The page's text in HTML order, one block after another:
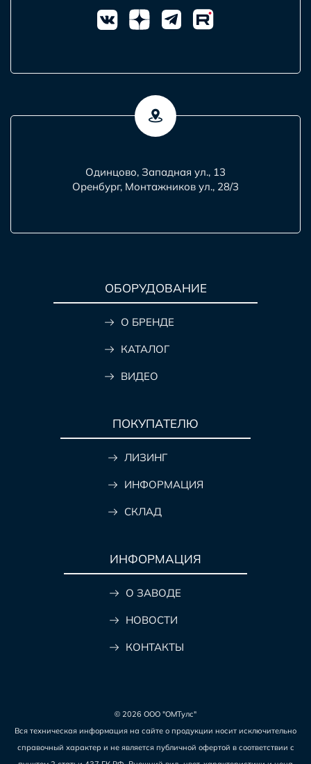
Одинцово, Западная ул., 13
Оренбург, Монтажников ул., 28/3
ОБОРУДОВАНИЕ
О БРЕНДЕ
КАТАЛОГ
ВИДЕО
ПОКУПАТЕЛЮ
ЛИЗИНГ
ИНФОРМАЦИЯ
СКЛАД
ИНФОРМАЦИЯ
О ЗАВОДЕ
НОВОСТИ
КОНТАКТЫ
© 2026 ООО "ОМТулс"
Вся техническая информация на сайте о продукции носит исключительно
справочный характер и не является публичной офертой в соответствии с